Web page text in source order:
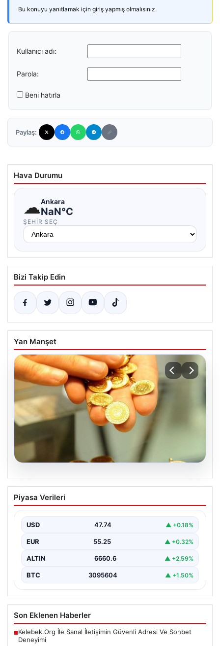
Bu konuyu yanıtlamak için giriş yapmış olmalısınız.
Kullanıcı adı:
Parola:
Beni hatırla
Paylaş:
Hava Durumu
☁Ankara
NaN°C
ŞEHIR SEÇ
Bizi Takip Edin
Yan Manşet
05.08.2026
Altın fiyatları canlı 2 Nisan 2026: Altın
fiyatları ne kadar oldu? Gram, çeyrek,
fiyatları
Piyasa Verileri
USD 47.74 ▲ +0.18%
EUR 55.25 ▲ +0.32%
ALTIN 6660.6 ▲ +2.59%
BTC 3095604 ▲ +1.50%
Son Eklenen Haberler
■Kelebek.Org İle Sanal İletişimin Güvenli Adresi Ve Sohbet
Deneyimi